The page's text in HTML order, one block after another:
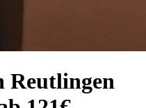
Reutlingen